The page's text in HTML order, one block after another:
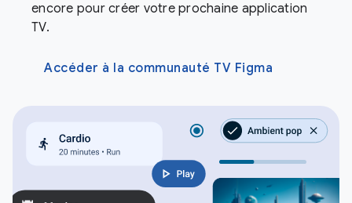
encore pour créer votre prochaine application
TV.
Accéder à la communauté TV Figma